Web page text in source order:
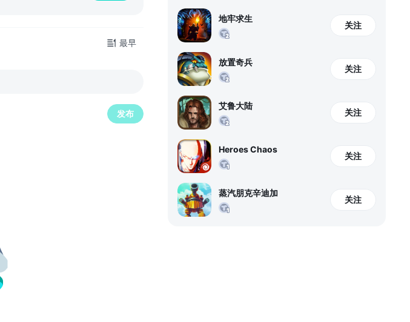
最早
发布
地牢求生
关注
放置奇兵
关注
艾鲁大陆
关注
Heroes Chaos
关注
蒸汽朋克辛迪加
关注